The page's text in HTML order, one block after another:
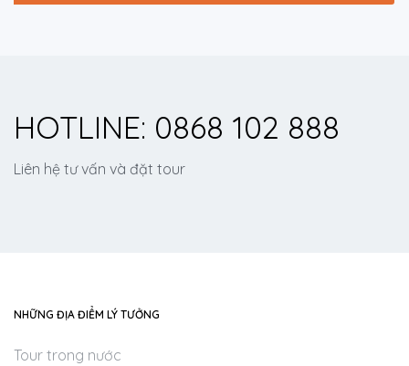
HOTLINE: 0868 102 888
Liên hệ tư vấn và đặt tour
NHỮNG ĐỊA ĐIỂM LÝ TƯỞNG
Tour trong nước